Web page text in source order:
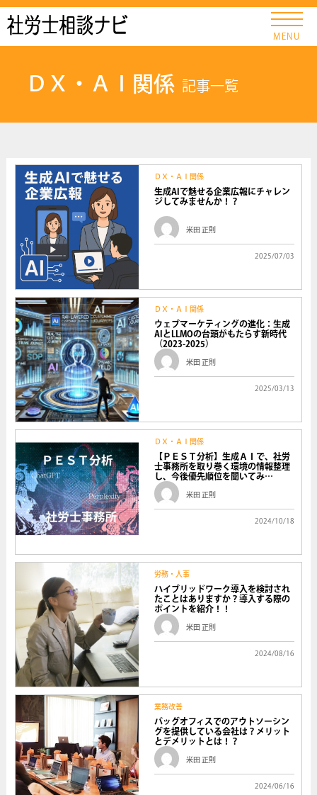
MENU
ＤＸ・ＡＩ関係 記事一覧
ＤＸ・ＡＩ関係
生成AIで魅せる企業広報にチャレン
ジしてみませんか！？
米田 正則
2025/07/03
ＤＸ・ＡＩ関係
ウェブマーケティングの進化：生成
AIとLLMOの台頭がもたらす新時代
（2023-2025）
米田 正則
2025/03/13
ＤＸ・ＡＩ関係
【ＰＥＳＴ分析】生成ＡＩで、社労
士事務所を取り巻く環境の情報整理
し、今後優先順位を聞いてみ…
米田 正則
2024/10/18
労務・人事
ハイブリッドワーク導入を検討され
たことはありますか？導入する際の
ポイントを紹介！！
米田 正則
2024/08/16
業務改善
バッグオフィスでのアウトソーシン
グを提供している会社は？メリット
とデメリットとは！？
米田 正則
2024/06/16